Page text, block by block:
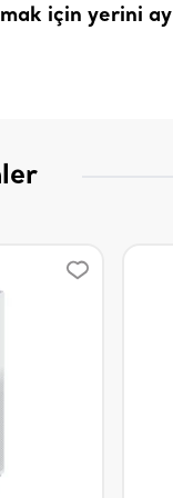
için yerini